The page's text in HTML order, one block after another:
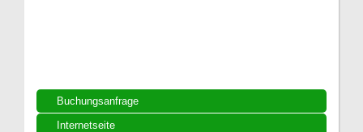
Buchungsanfrage
Internetseite